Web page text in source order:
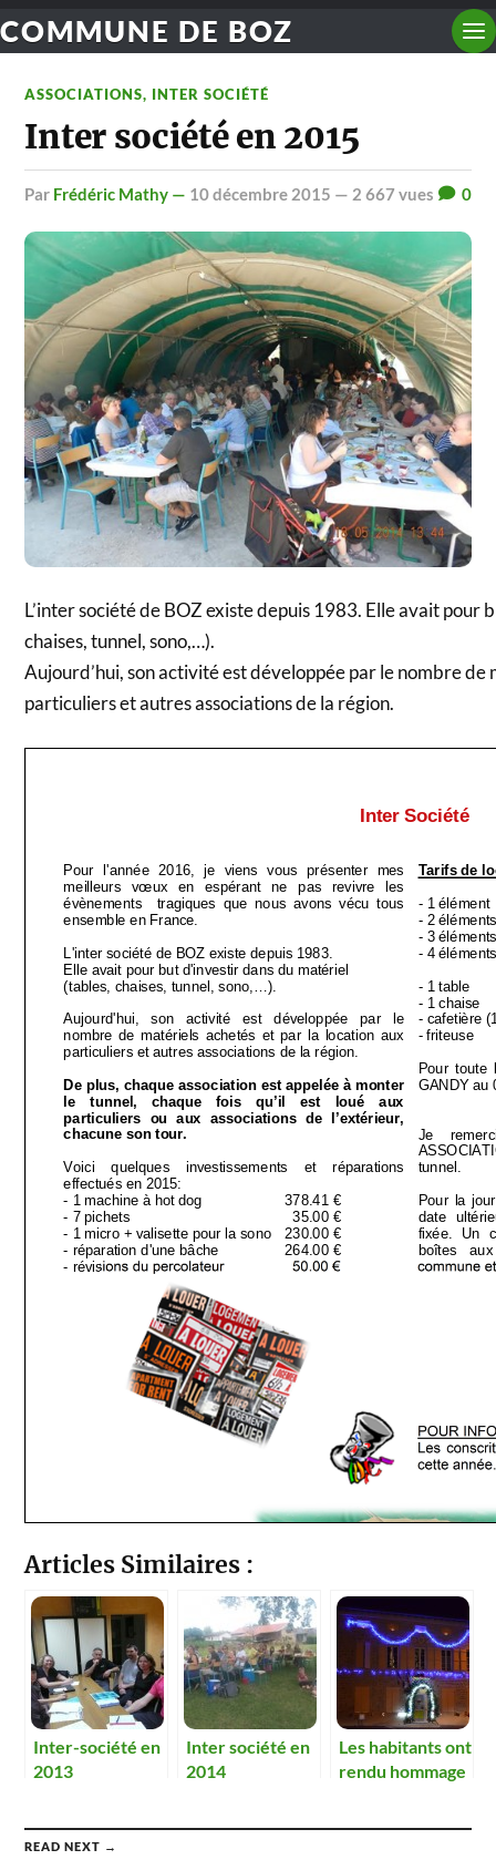
COMMUNE DE BOZ
ASSOCIATIONS, INTER SOCIÉTÉ
Inter société en 2015
par Frédéric Mathy — 10 décembre 2015 — 2 667 vues 0
L’inter société de BOZ existe depuis 1983. Elle avait
chaises, tunnel, sono,…).
Aujourd’hui, son activité est développée par le nombre
particuliers et autres associations de la région.
Articles Similaires :
Inter-société en
2013
Inter société en
2014
Les habitants ont
rendu hommage
READ NEXT →